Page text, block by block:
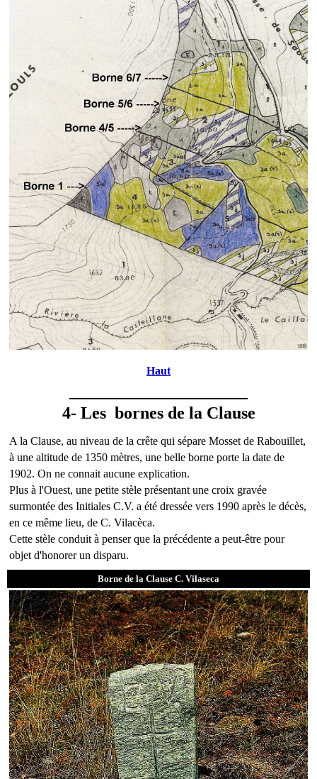
Haut
4- Les bornes de la Clause
A la Clause, au niveau de la crête qui sépare Mosset de Rabouillet,
à une altitude de 1350 mètres, une belle borne porte la date de
1902. On ne connait aucune explication.
Plus à l'Ouest, une petite stèle présentant une croix gravée
surmontée des Initiales C.V. a été dressée vers 1990 après le décès,
en ce même lieu, de C. Vilacèca.
Cette stèle conduit à penser que la précédente a peut-être pour
objet d'honorer un disparu.
Borne de la Clause C. Vilaseca